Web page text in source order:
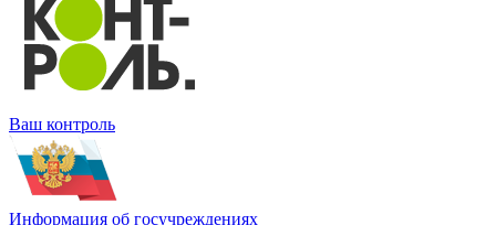
Ваш контроль
Информация об госучреждениях